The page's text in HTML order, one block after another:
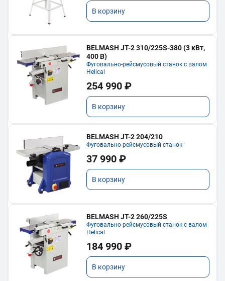
В корзину
BELMASH JT-2 310/225S-380 (3 кВт,
400 В)
Фуговально-рейсмусовый станок с валом
Helical
254 990 ₽
В корзину
BELMASH JT-2 204/210
Фуговально-рейсмусовый станок
37 990 ₽
В корзину
BELMASH JT-2 260/225S
Фуговально-рейсмусовый станок с валом
Helical
184 990 ₽
В корзину